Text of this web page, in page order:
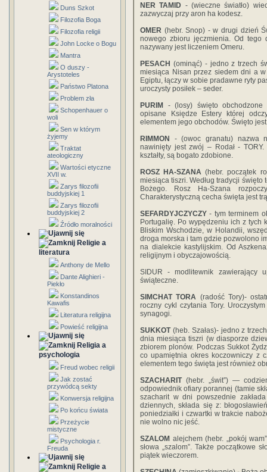
Duns Szkot
Filozofia Boga
Filozofia religii
John Locke o Bogu
Mantra
O duszy -
Arystoteles
Państwo Platona
Problem zła
Schopenhauer o
woli
Sen w którym
żyjemy
Traktat
ateologiczny
Wartości etyczne
XVII w.
Zarys filozofii
buddyjskiej 1
Zarys filozofii
buddyjskiej 2
Źródło moralności
Religie a
literatura
Anthony de Mello
Dante Alighieri -
Piekło
Konstandinos
Kawafis
Literatura religijna
Powieść religijna
Religia a
psychologia
Freud wobec religii
Jak zostać
przywódcą sekty
Konwersja religijna
Po końcu świata
Przeżycie
mistyczne
Psychologia r.
Freuda
Religie a
NER TAMID - (wieczne światło)
zazwyczaj przy aron ha kodesz.
OMER (hebr. Snop) - w drugi dzień
nowego zbioru jęczmienia. Od
nazywany jest liczeniem Omeru.
PESACH (ominąć) - jedno z trzech
miesiąca Nisan przez siedem dni a
Egiptu, łączy w sobie pradawne ryty
uroczysty posiłek – seder.
PURIM
- (losy) święto obchodzone
opisane Księdze Estery której
elementem jego obchodów. Święto
RIMMON - (owoc granatu) nazwa
nawinięty jest zwój – Rodał -
kształty, są bogato zdobione.
ROSZ HA-SZANA(hebr. początek
miesiąca tiszri. Według tradycji
Bożego. Rosz Ha-Szana
Charakterystyczną cecha święta jest
SEFARDYJCZYCZY - tym terminem
Portugalię. Po wypędzeniu ich z tych
Bliskim Wschodzie, w Holandii,
droga morska i tam gdzie pozwolono
na dialekcie kastylijskim. Od
religijnym i obyczajowością.
SIDUR - modlitewnik zawierający
świąteczne.
SIMCHAT TORA (radość Tory)-
roczny cykl czytania Tory.
synagogi.
SUKKOT (heb. Szałas)- jedno z
dnia miesiąca tiszri (w diasporze
zbiorem plonów. Podczas Sukkot
co upamiętnia okres koczowniczy z
elementem tego święta jest również
SZACHARIT (hebr. „świt”) —
odpowiednik ofiary porannej (tamie
szacharit w dni powszednie
dziennych, składa się z:
poniedziałki i czwartki w trakcie
nie wolno nic jeść.
SZALOM alejchem (hebr. „pokój
słowa „szalom”. Także początkowe
piątek wieczorem.